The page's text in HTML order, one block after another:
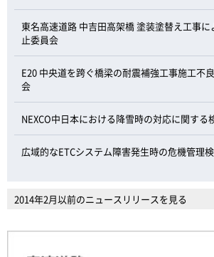
東名高速道路 中吉田高架橋 塗装塗替え工事
止委員会
E20 中央道を跨ぐ橋梁の耐震補強工事施工不
会
NEXCO中日本における降雪時の対応に関する
広域的なETCシステム障害発生時の危機管理
2014年2月以前のニュースリリースを見る